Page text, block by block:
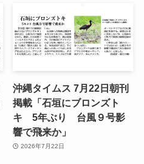
沖縄タイムス 7月22日朝刊
掲載「石垣にブロンズト
キ 5年ぶり 台風９号影
響で飛来か」
2026年7月22日